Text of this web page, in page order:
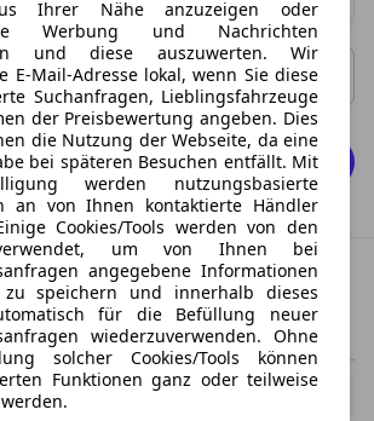
Gewerbe
Benutzen Sie die Pfeil-nach-
Rate bis
0 Fahrzeuge anzeigen
Angebote
Ihrer Nähe anzuzeigen oder
Werbung und Nachrichten
und diese auszuwerten. Wir
E-Mail-Adresse lokal, wenn Sie diese
Suchanfragen, Lieblingsfahrzeuge
der Preisbewertung angeben. Dies
die Nutzung der Webseite, da eine
bei späteren Besuchen entfällt. Mit
werden nutzungsbasierte
an von Ihnen kontaktierte Händler
Cookies/Tools werden von den
um von Ihnen bei
angegebene Informationen
speichern und innerhalb dieses
für die Befüllung neuer
wiederzuverwenden. Ohne
solcher Cookies/Tools können
Funktionen ganz oder teilweise